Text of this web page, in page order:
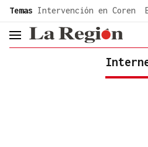
common.go-to-content
Temas Intervención en Coren
header.menu.open